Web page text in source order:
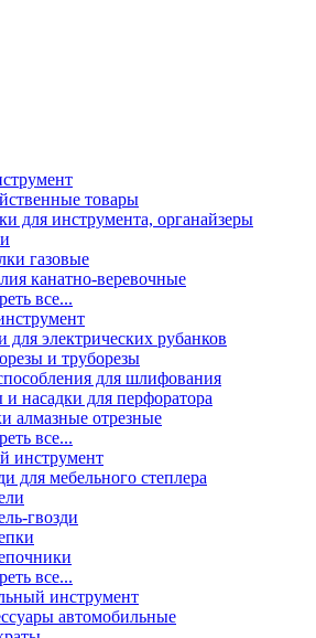
товары
для инструмента, органайзеры
газовые
канатно-веревочные
все...
электрических рубанков
и труборезы
для шлифования
насадки для перфоратора
алмазные отрезные
все...
инструмент
для мебельного степлера
гвозди
все...
инструмент
автомобильные